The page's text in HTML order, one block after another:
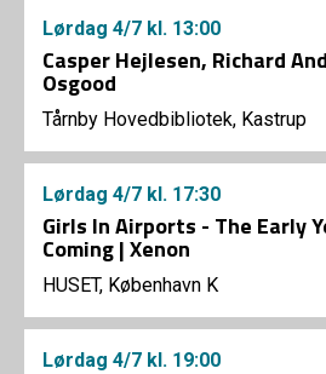
Lørdag 4/7 kl. 13:00
Casper Hejlesen, Richard
Osgood
Tårnby Hovedbibliotek, Kastrup
Lørdag 4/7 kl. 17:30
Girls In Airports - The Early
Coming | Xenon
HUSET, København K
Lørdag 4/7 kl. 19:00